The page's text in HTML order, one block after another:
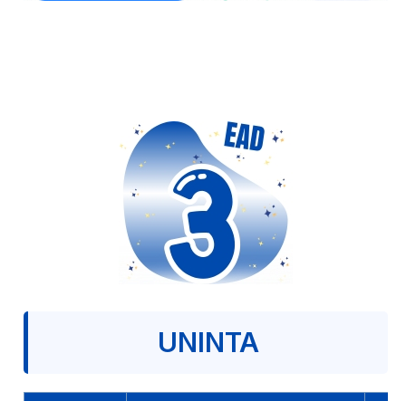
UNINTA